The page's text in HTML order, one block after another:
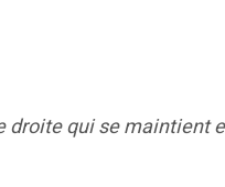
qui se maintient